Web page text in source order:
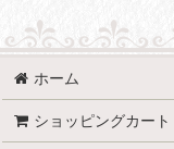
ホーム
ショッピングカート